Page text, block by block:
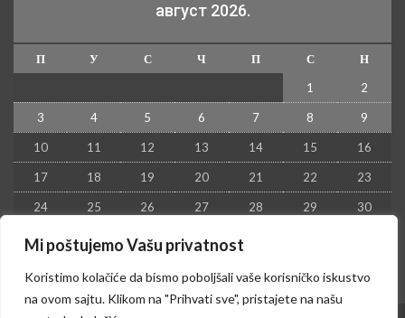
Mi poštujemo Vašu privatnost
Koristimo kolačiće da bismo poboljšali vaše korisničko iskustvo
na ovom sajtu. Klikom na "Prihvati sve", pristajete na našu
август 2026.
П У С Ч П С
Н
1
2
3 4 5 6 7 8 9
10 11 12 13 14 15 16
17 18 19 20 21 22 23
24 25 26 27 28 29 30
31